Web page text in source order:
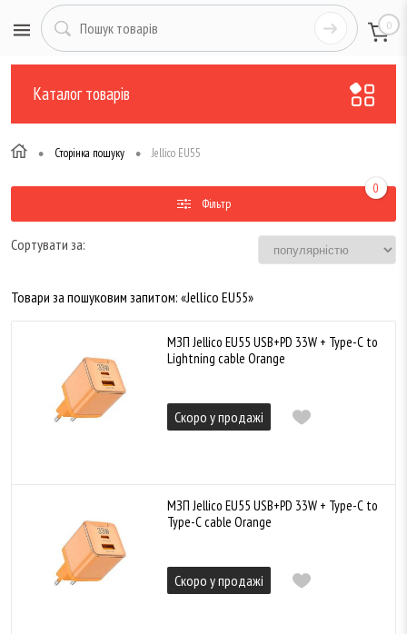
0
Каталог товарів
• Сторінка пошуку • Jellico EU55
Фільтр
0
Сортувати за:
Товари за пошуковим запитом: «Jellico EU55»
МЗП Jellico EU55 USB+PD 33W + Type-C to
Lightning cable Orange
Скоро у продажі
МЗП Jellico EU55 USB+PD 33W + Type-C to
Type-C cable Orange
Скоро у продажі